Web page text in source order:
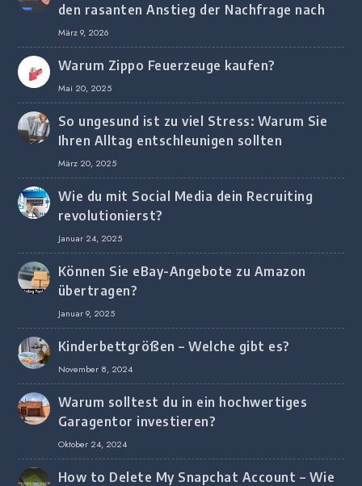
den rasanten Anstieg der Nachfrage nach
digitalem Marketing bei deutschen
Unternehmen
März 9, 2026
Warum Zippo Feuerzeuge kaufen?
Mai 20, 2025
So ungesund ist zu viel Stress: Warum Sie
Ihren Alltag entschleunigen sollten
März 20, 2025
Wie du mit Social Media dein Recruiting
revolutionierst?
Januar 24, 2025
Können Sie eBay-Angebote zu Amazon
übertragen?
Januar 9, 2025
Kinderbettgrößen – Welche gibt es?
November 8, 2024
Warum solltest du in ein hochwertiges
Garagentor investieren?
Oktober 24, 2024
How to Delete My Snapchat Account – Wie